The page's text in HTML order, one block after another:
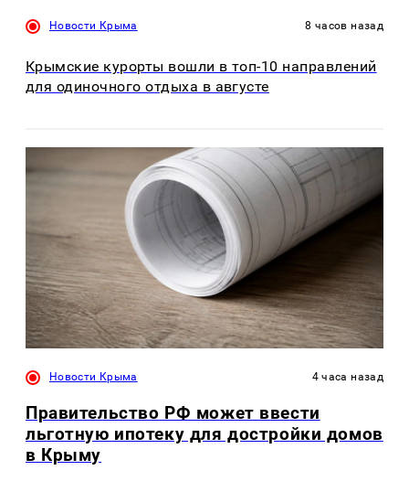
Новости Крыма 8 часов назад
Крымские курорты вошли в топ-10 направлений
для одиночного отдыха в августе
Новости Крыма 4 часа назад
Правительство РФ может ввести
льготную ипотеку для достройки домов
в Крыму